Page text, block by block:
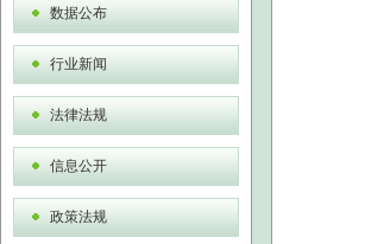
数据公布
行业新闻
法律法规
信息公开
政策法规